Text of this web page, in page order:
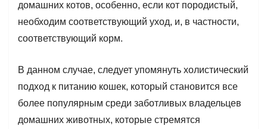
домашних котов, особенно, если кот породистый,
необходим соответствующий уход, и, в частности,
соответствующий корм.
В данном случае, следует упомянуть холистический
подход к питанию кошек, который становится все
более популярным среди заботливых владельцев
домашних животных, которые стремятся